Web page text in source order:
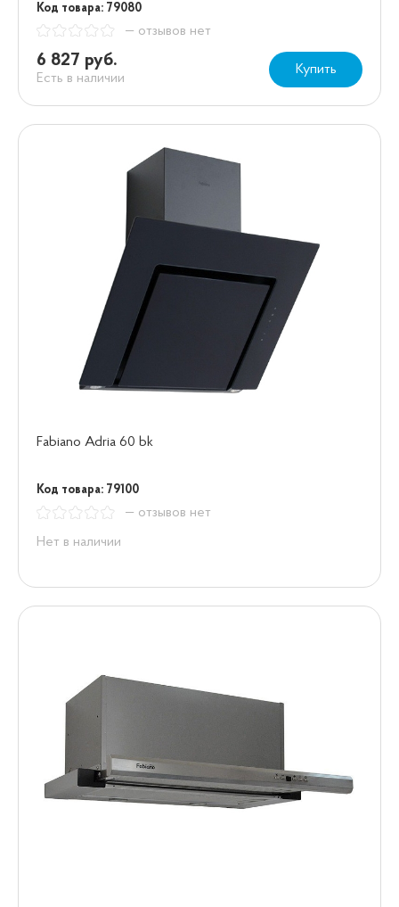
Код товара: 79080
— отзывов нет
6 827 руб.
Есть в наличии
Купить
Fabiano Adria 60 bk
Код товара: 79100
— отзывов нет
Нет в наличии